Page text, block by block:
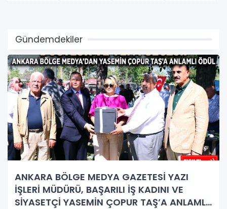
Gündemdekiler
ANKARA BÖLGE MEDYA GAZETESİ YAZI
İŞLERİ MÜDÜRÜ, BAŞARILI İŞ KADINI VE
SİYASETÇİ YASEMİN ÇOPUR TAŞ’A ANLAMLI